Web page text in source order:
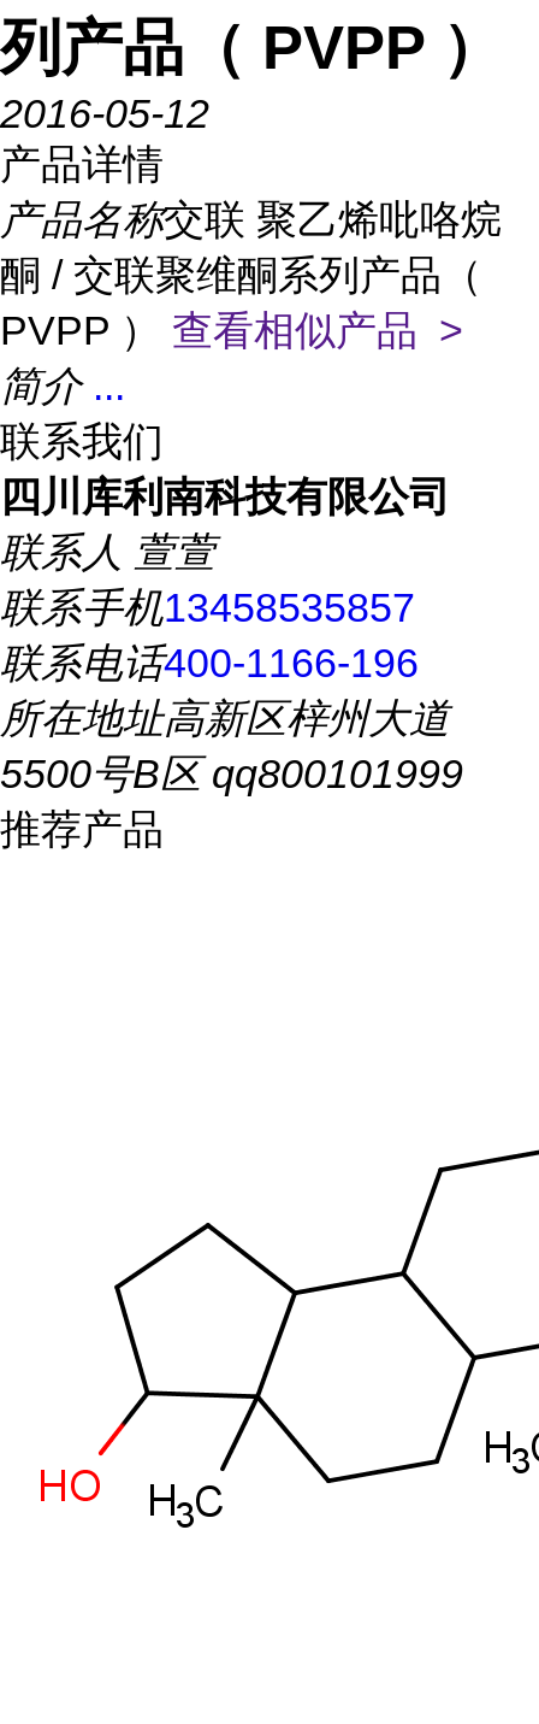
列产品（ PVPP ）
2016-05-12
产品详情
产品名称交联 聚乙烯吡咯烷
酮 / 交联聚维酮系列产品（
PVPP ） 查看相似产品 >
简介 ...
联系我们
四川库利南科技有限公司
联系人 萱萱
联系手机13458535857
联系电话400-1166-196
所在地址高新区梓州大道
5500号B区 qq800101999
推荐产品